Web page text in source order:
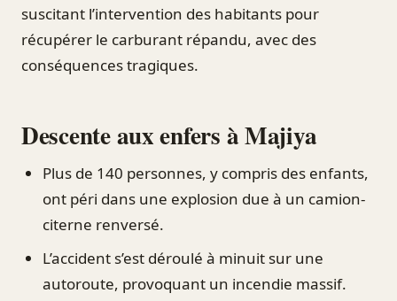
suscitant l’intervention des habitants pour
récupérer le carburant répandu, avec des
conséquences tragiques.
Descente aux enfers à Majiya
Plus de 140 personnes, y compris des enfants,
ont péri dans une explosion due à un camion-
citerne renversé.
L’accident s’est déroulé à minuit sur une
autoroute, provoquant un incendie massif.